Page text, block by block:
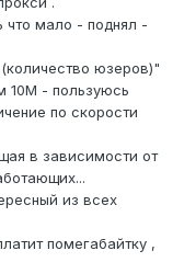
мало - поднял -
юзеров)"
10М - пользуюсь
по скорости
в зависимости от
из всех
помегабайтку ,